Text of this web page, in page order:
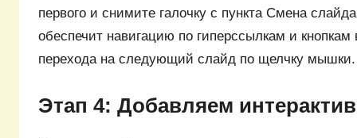
первого и снимите галочку с пункта Смена
обеспечит навигацию по гиперссылкам и
перехода на следующий слайд по щелчку мышки.
Этап 4: Добавляем